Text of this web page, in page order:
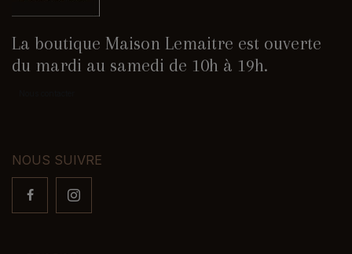
La boutique Maison Lemaitre est ouverte
du mardi au samedi de 10h à 19h.
NOUS SUIVRE